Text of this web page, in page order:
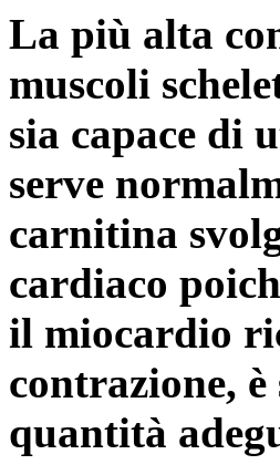
La più alta
muscoli
sia capace di
serve
carnitina
cardiaco
il miocardio
contrazione,
quantità